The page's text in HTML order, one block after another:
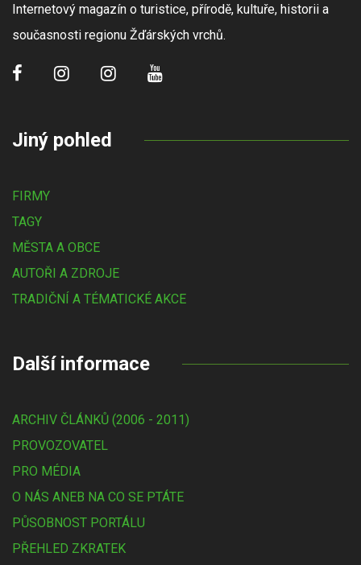
Internetový magazín o turistice, přírodě, kultuře, historii a
současnosti regionu Žďárských vrchů.
Jiný pohled
FIRMY
TAGY
MĚSTA A OBCE
AUTOŘI A ZDROJE
TRADIČNÍ A TÉMATICKÉ AKCE
Další informace
ARCHIV ČLÁNKŮ (2006 - 2011)
PROVOZOVATEL
PRO MÉDIA
O NÁS ANEB NA CO SE PTÁTE
PŮSOBNOST PORTÁLU
PŘEHLED ZKRATEK